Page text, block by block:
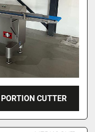
CUTTER